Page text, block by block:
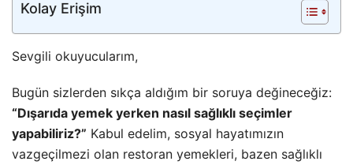
Kolay Erişim
Sevgili okuyucularım,
Bugün sizlerden sıkça aldığım bir soruya değineceğiz:
“Dışarıda yemek yerken nasıl sağlıklı seçimler
yapabiliriz?” Kabul edelim, sosyal hayatımızın
vazgeçilmezi olan restoran yemekleri, bazen sağlıklı